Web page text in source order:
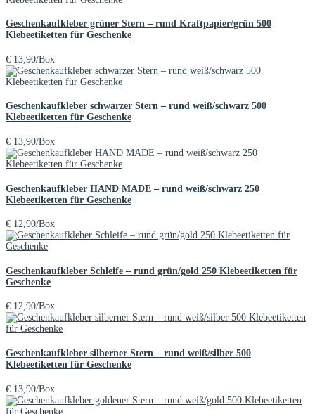
Geschenkaufkleber grüner Stern – rund Kraftpapier/grün 500
Klebeetiketten für Geschenke
€ 13,90/Box
Geschenkaufkleber schwarzer Stern – rund weiß/schwarz 500
Klebeetiketten für Geschenke
€ 13,90/Box
Geschenkaufkleber HAND MADE – rund weiß/schwarz 250
Klebeetiketten für Geschenke
€ 12,90/Box
Geschenkaufkleber Schleife – rund grün/gold 250 Klebeetiketten für
Geschenke
€ 12,90/Box
Geschenkaufkleber silberner Stern – rund weiß/silber 500
Klebeetiketten für Geschenke
€ 13,90/Box